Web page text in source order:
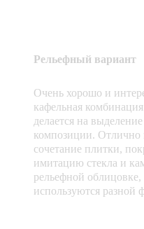
Рельефный вариант
Очень хорошо и
кафельная
делается на
композиции. Отлично
сочетание плитки,
имитацию стекла и
рельефной облицовке,
используются разной